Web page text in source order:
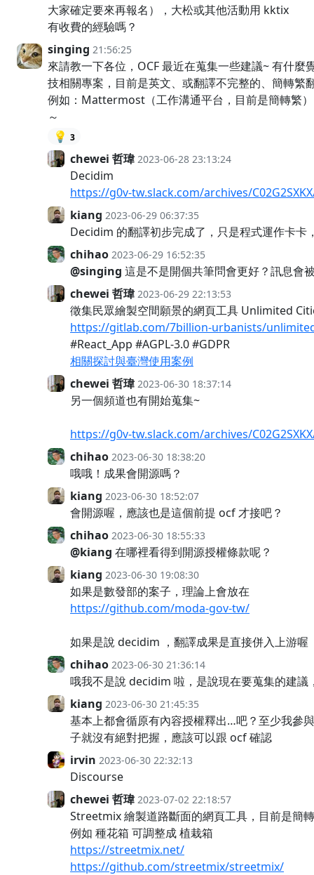
大家確定要來再報名），大松或其他活動用 kktix
有收費的經驗嗎？
singing 21:56:25
來請教一下各位，OCF 最近在蒐集一些建議~ 有什
技相關專案，目前是英文、或翻譯不完整的、簡轉繁
例如：Mattermost（工作溝通平台，目前是簡轉繁
～
💡 3
chewei 哲瑋 2023-06-28 23:13:24
Decidim
https://g0v-tw.slack.com/archives/
kiang 2023-06-29 06:37:35
Decidim 的翻譯初步完成了，只是程式運作卡卡
chihao 2023-06-29 16:52:35
@singing 這是不是開個共筆問會更好？訊息會
chewei 哲瑋 2023-06-29 22:13:53
徵集民眾繪製空間願景的網頁工具 Unlimited
https://gitlab.com/7billion-urbanists/
#React_App #AGPL-3.0 #GDPR
相關探討與臺灣使用案例
chewei 哲瑋 2023-06-30 18:37:14
另一個頻道也有開始蒐集~
https://g0v-tw.slack.com/archives/
chihao 2023-06-30 18:38:20
哦哦！成果會開源嗎？
kiang 2023-06-30 18:52:07
會開源喔，應該也是這個前提 ocf 才接吧？
chihao 2023-06-30 18:55:33
@kiang 在哪裡看得到開源授權條款呢？
kiang 2023-06-30 19:08:30
如果是數發部的案子，理論上會放在
https://github.com/moda-gov-tw/
如果是說 decidim ，翻譯成果是直接併入上游喔
chihao 2023-06-30 21:36:14
哦我不是說 decidim 啦，是說現在要蒐集的建議
kiang 2023-06-30 21:45:35
基本上都會循原有內容授權釋出…吧？至少我參
子就沒有絕對把握，應該可以跟 ocf 確認
irvin 2023-06-30 22:32:13
Discourse
chewei 哲瑋 2023-07-02 22:18:57
Streetmix 繪製道路斷面的網頁工具，目前是簡
例如 種花箱 可調整成 植栽箱
https://streetmix.net/
https://github.com/streetmix/streetmix/